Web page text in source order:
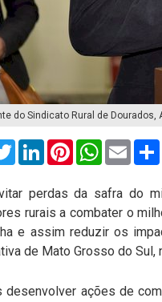
do Sindicato Rural de
TwitterLinkedInPinterestWhatsApp
Email
perdas da safra do
rurais a combater o
e assim reduzir os
de Mato Grosso do Sul,
desenvolver ações de